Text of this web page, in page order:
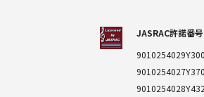
JASRAC許諾番号